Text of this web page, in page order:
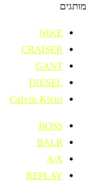
מותגים
NIKE
CRAISER
GANT
DIESEL
Calvin Klein
BOSS
BALR
A|X
REPLAY